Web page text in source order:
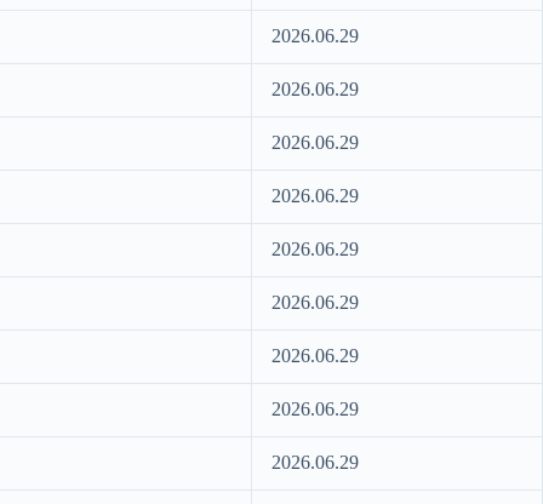
2026.06.29
2026.06.29
2026.06.29
2026.06.29
2026.06.29
2026.06.29
2026.06.29
2026.06.29
2026.06.29